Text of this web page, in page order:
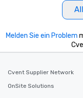
Melden Sie ein Problem
Cvent Supplier Network
OnSite Solutions